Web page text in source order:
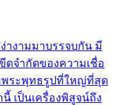
างามมาบรรจบกัน มี
ดจำกัดของความเชื่อ
พระพุทธรูปที่ใหญ่ที่สุด
เป็นเครื่องพิสูจน์ถึง